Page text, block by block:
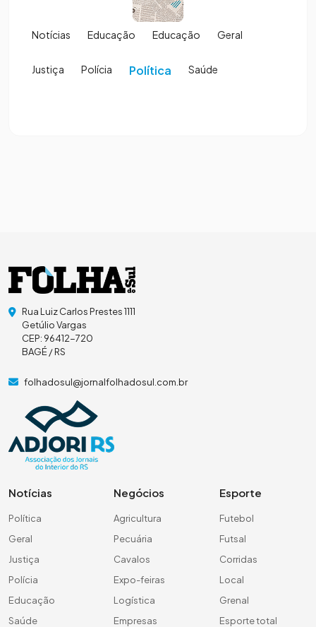
Notícias Educação Educação Geral
Justiça Polícia Política Saúde
Rua Luiz Carlos Prestes 1111
Getúlio Vargas
CEP: 96412-720
BAGÉ / RS
folhadosul@jornalfolhadosul.com.br
Notícias
Política
Geral
Justiça
Polícia
Educação
Saúde
Negócios
Agricultura
Pecuária
Cavalos
Expo-feiras
Logística
Empresas
Esporte
Futebol
Futsal
Corridas
Local
Grenal
Esporte total